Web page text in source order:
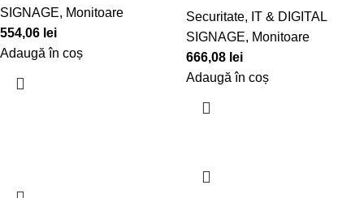
SIGNAGE, Monitoare
554,06 lei
Adaugă în coș
Securitate, IT & DIGITAL
SIGNAGE, Monitoare
666,08 lei
Adaugă în coș